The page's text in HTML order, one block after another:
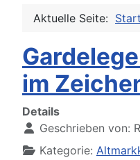
Aktuelle Seite:
im
Details
Geschrieben von:
Kategorie: